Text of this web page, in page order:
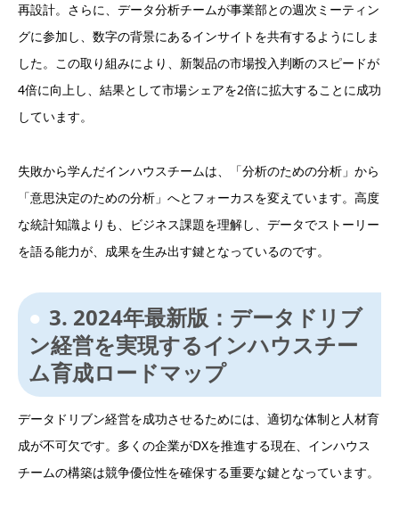
再設計。さらに、データ分析チームが事業部との週次ミーティン
グに参加し、数字の背景にあるインサイトを共有するようにしま
した。この取り組みにより、新製品の市場投入判断のスピードが
4倍に向上し、結果として市場シェアを2倍に拡大することに成功
しています。
失敗から学んだインハウスチームは、「分析のための分析」から
「意思決定のための分析」へとフォーカスを変えています。高度
な統計知識よりも、ビジネス課題を理解し、データでストーリー
を語る能力が、成果を生み出す鍵となっているのです。
3. 2024年最新版：データドリブ
ン経営を実現するインハウスチー
ム育成ロードマップ
データドリブン経営を成功させるためには、適切な体制と人材育
成が不可欠です。多くの企業がDXを推進する現在、インハウス
チームの構築は競争優位性を確保する重要な鍵となっています。